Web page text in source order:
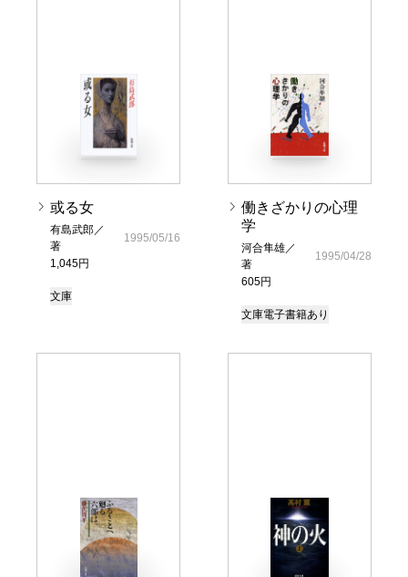
或る女
有島武郎／
著
1,045円
1995/05/16
文庫
働きざかりの心理
学
河合隼雄／
著
605円
1995/04/28
文庫電子書籍あり